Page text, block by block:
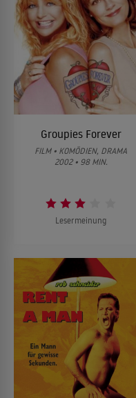
Groupies Forever
FILM • KOMÖDIEN, DRAMA
2002 • 98 MIN.
Lesermeinung